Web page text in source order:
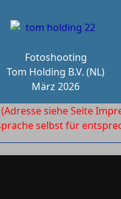
Fotoshooting
Tom Holding B.V. (NL)
März 2026
(Adresse siehe Seite
selbst für